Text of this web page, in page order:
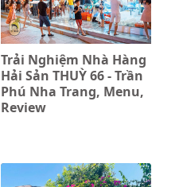
Trải Nghiệm Nhà Hàng
Hải Sản THUỲ 66 - Trần
Phú Nha Trang, Menu,
Review